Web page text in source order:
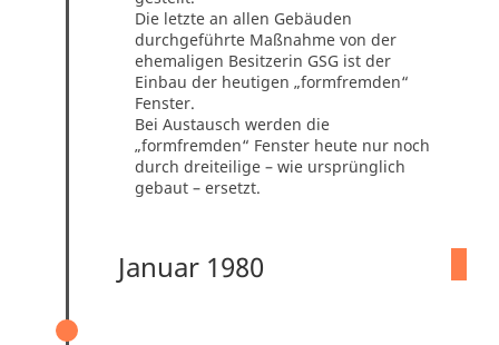
Die letzte an allen Gebäuden
durchgeführte Maßnahme von der
ehemaligen Besitzerin GSG ist der
Einbau der heutigen „formfremden“
Fenster.
Bei Austausch werden die
„formfremden“ Fenster heute nur noch
durch dreiteilige – wie ursprünglich
gebaut – ersetzt.
Januar 1980